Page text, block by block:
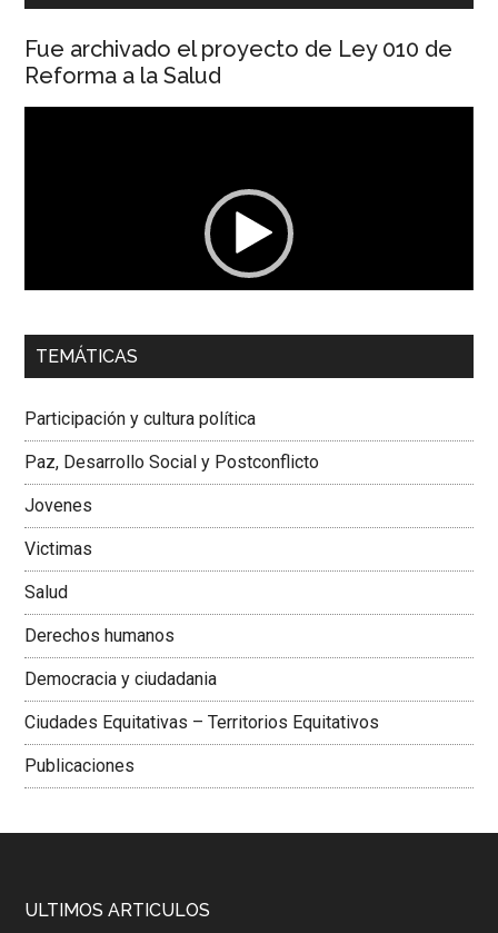
Fue archivado el proyecto de Ley 010 de
Reforma a la Salud
00:00 01:04
Dra. Carolina Corcho Mejía,Presidenta Corporación
Colombiana
TEMÁTICAS
Participación y cultura política
Paz, Desarrollo Social y Postconflicto
Jovenes
Victimas
Salud
Derechos humanos
Democracia y ciudadania
Ciudades Equitativas – Territorios Equitativos
Publicaciones
ULTIMOS ARTICULOS